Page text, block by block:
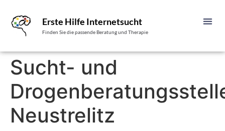
Erste Hilfe Internetsucht
Finden Sie die passende Beratung und Therapie
Sucht- und
Neustrelitz